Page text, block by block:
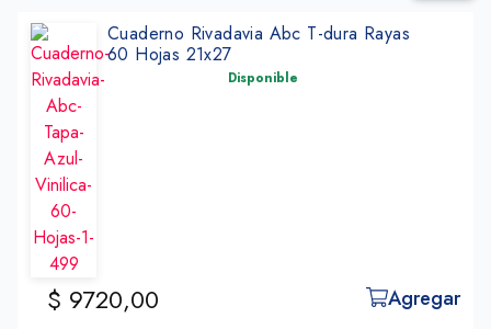
Cuad Rivadavia Cuadros 1x1cm Azul
98 Hojas 19x23cm
Disponible